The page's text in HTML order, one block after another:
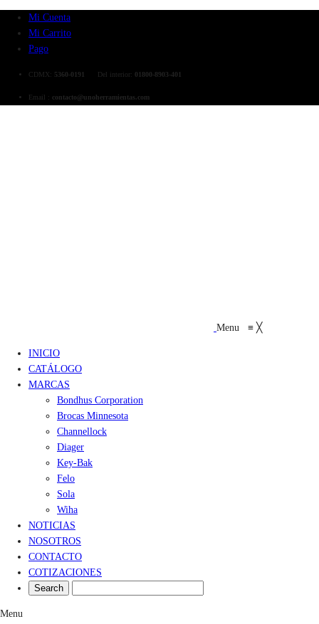
Mi Cuenta
Mi Carrito
Pago
CDMX: 5360-0191 Del interior: 01800-8903-401
Email : contacto@unoherramientas.com
Menu ≡ ╳
INICIO
CATÁLOGO
MARCAS
Bondhus Corporation
Brocas Minnesota
Channellock
Diager
Key-Bak
Felo
Sola
Wiha
NOTICIAS
NOSOTROS
CONTACTO
COTIZACIONES
Menu